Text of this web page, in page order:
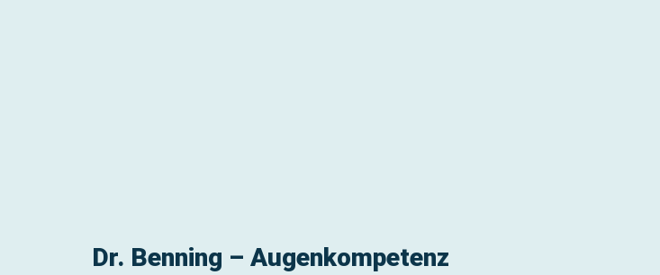
Dr. Benning – Augenkompetenz